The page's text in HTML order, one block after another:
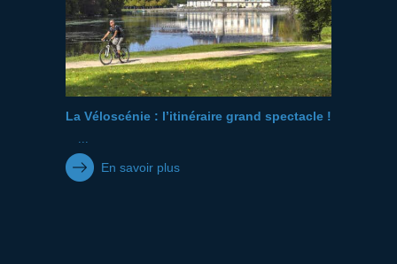
La Véloscénie : l’itinéraire grand spectacle !
...
En savoir plus